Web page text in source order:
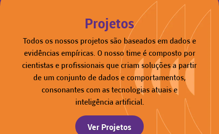
Projetos
Todos os nossos projetos são baseados em dados e
evidências empíricas. O nosso time é composto por
cientistas e profissionais que criam soluções a partir
de um conjunto de dados e comportamentos,
consonantes com as tecnologias atuais e
inteligência artificial.
Ver Projetos